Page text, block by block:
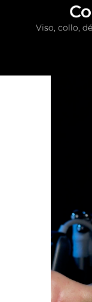
Viso, collo,